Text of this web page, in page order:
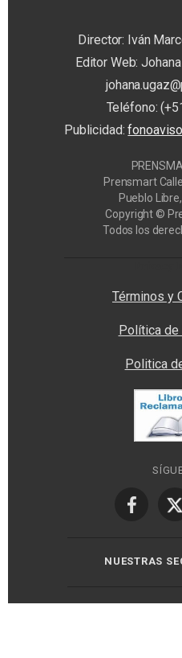
Director: Iván
Editor Web:
Teléfono:
Publicidad:
Prensmart
Pueblo
Copyright ©
Todos los
Términos y
Política de
Politica
NUESTRAS